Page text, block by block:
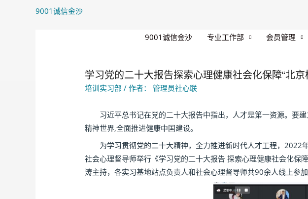
9001诚信金沙
9001诚信金沙 专业工作部 会员管理
学习党的二十大报告探索心理健康社会化保障“北
培训实习部 / 作者： 管理员社心联
习近平总书记在党的二十大报告中指出，人才是第一资源。要建
精神世界,全面推进健康中国建设。
为学习贯彻党的二十大精神，全力推进新时代人才工程，2022
社会心理督导师举行《学习党的二十大报告 探索心理健康社会化保
涛主持，各实习基地站点负责人和社会心理督导师共90余人线上参加